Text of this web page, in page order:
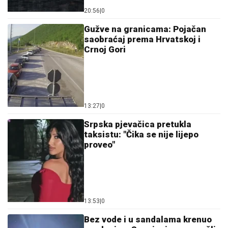
20:56 0
Gužve na granicama: Pojačan
saobraćaj prema Hrvatskoj i
Crnoj Gori
13:27 0
Srpska pjevačica pretukla
taksistu: "Čika se nije lijepo
proveo"
13:53 0
Bez vode i u sandalama krenuo